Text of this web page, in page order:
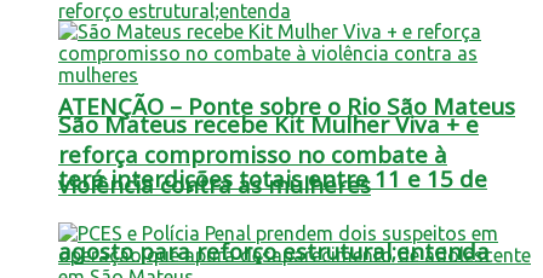
ATENÇÃO – Ponte sobre o Rio São Mateus
terá interdições totais entre 11 e 15 de
agosto para reforço estrutural;entenda
São Mateus recebe Kit Mulher Viva + e
reforça compromisso no combate à
violência contra as mulheres